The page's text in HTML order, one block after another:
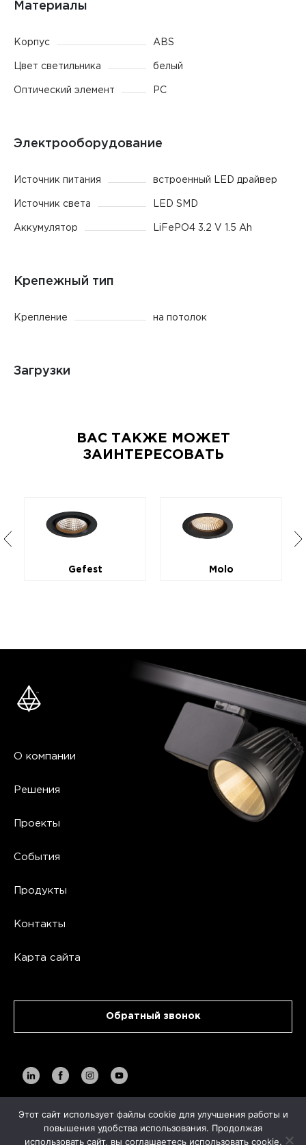
Материалы
Корпус ABS
Цвет светильника белый
Оптический элемент PC
Электрооборудование
Источник питания встроенный LED драйвер
Источник света LED SMD
Аккумулятор LiFePO4 3.2 V 1.5 Ah
Крепежный тип
Крепление на потолок
Загрузки
ВАС ТАКЖЕ МОЖЕТ
ЗАИНТЕРЕСОВАТЬ
Gefest Molo
О компании
Решения
Проекты
События
Продукты
Контакты
Карта сайта
Обратный звонок
Copyright AVA TECH 2026
Этот сайт использует файлы cookie для улучшения работы и
повышения удобства использования. Продолжая
использовать сайт, вы соглашаетесь использовать cookie.